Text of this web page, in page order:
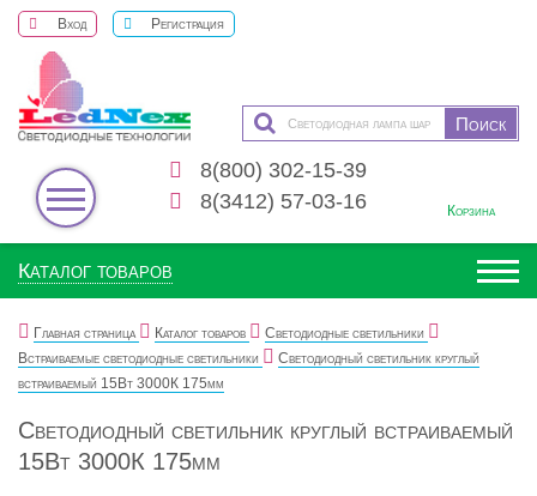
Вход Регистрация
8(800) 302-15-39
8(3412) 57-03-16
Корзина
Каталог товаров
Главная страница Каталог товаров
Светодиодные светильники
Встраиваемые светодиодные светильники
Светодиодный светильник круглый
встраиваемый 15Вт 3000К 175мм
Светодиодный светильник круглый встраиваемый
15Вт 3000К 175мм